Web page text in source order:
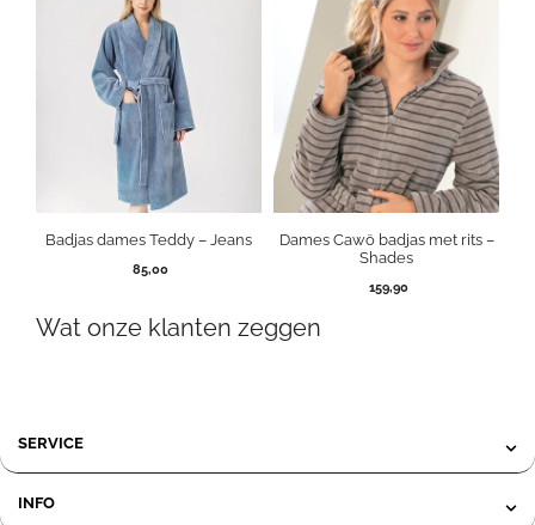
Badjas dames Teddy – Jeans
85,00
Dames Cawö badjas met rits –
Shades
159,90
Wat onze klanten zeggen
SERVICE
INFO